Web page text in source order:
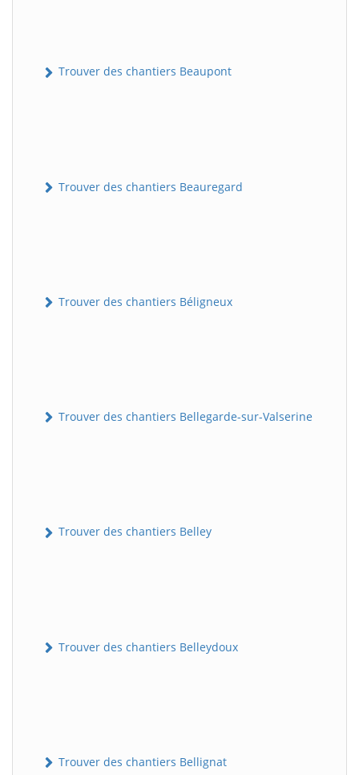
Trouver des chantiers Beaupont
Trouver des chantiers Beauregard
Trouver des chantiers Béligneux
Trouver des chantiers Bellegarde-sur-Valserine
Trouver des chantiers Belley
Trouver des chantiers Belleydoux
Trouver des chantiers Bellignat